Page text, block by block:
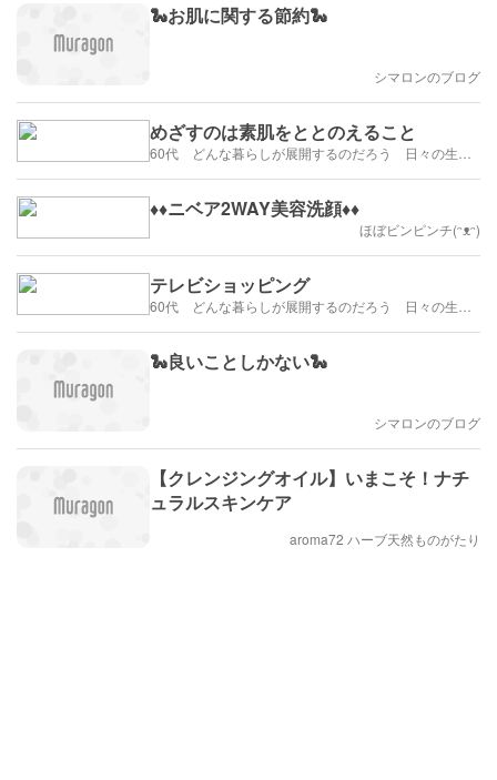
🐍お肌に関する節約🐍
シマロンのブログ
めざすのは素肌をととのえること
♦︎♦︎ニベア2WAY美容洗顔♦︎♦︎
ほぼビンピンチ(ᵔᴥᵔ)
テレビショッピング
🐍良いことしかない🐍
シマロンのブログ
【クレンジングオイル】いまこそ！ナチ
ュラルスキンケア
aroma72 ハーブ天然ものがたり